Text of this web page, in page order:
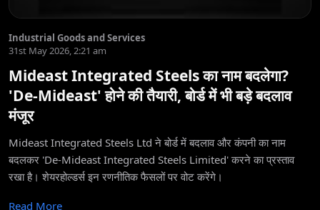
Industrial Goods and Services
31st May 2026, 2:21 am
Mideast Integrated Steels का नाम बदलेगा?
'De-Mideast' होने की तैयारी, बोर्ड में भी बड़े बदलाव
मंजूर
Mideast Integrated Steels Ltd ने बोर्ड में बदलाव और कंपनी का नाम
बदलकर 'De-Mideast Integrated Steels Limited' करने का प्रस्ताव
रखा है। शेयरहोल्डर्स इन रणनीतिक फैसलों पर वोट करेंगे।
Read More